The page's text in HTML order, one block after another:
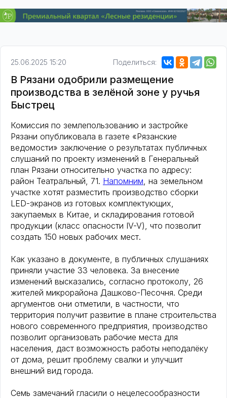
25.06.2025 15:20 Поделиться:
В Рязани одобрили размещение
производства в зелёной зоне у ручья
Быстрец
Комиссия по землепользованию и застройке
Рязани опубликовала в газете «Рязанские
ведомости» заключение о результатах публичных
слушаний по проекту изменений в Генеральный
план Рязани относительно участка по адресу:
район Театральный, 71. Напомним, на земельном
участке хотят разместить производство сборки
LED-экранов из готовых комплектующих,
закупаемых в Китае, и складирования готовой
продукции (класс опасности IV-V), что позволит
создать 150 новых рабочих мест.
Как указано в документе, в публичных слушаниях
приняли участие 33 человека. За внесение
изменений высказались, согласно протоколу, 26
жителей микрорайона Дашково-Песочня. Среди
аргументов они отметили, в частности, что
территория получит развитие в плане строительства
нового современного предприятия, производство
позволит организовать рабочие места для
населения, даст возможность работы неподалёку
от дома, решит проблему свалки и улучшит
внешний вид города.
Семь замечаний гласили о нецелесообразности